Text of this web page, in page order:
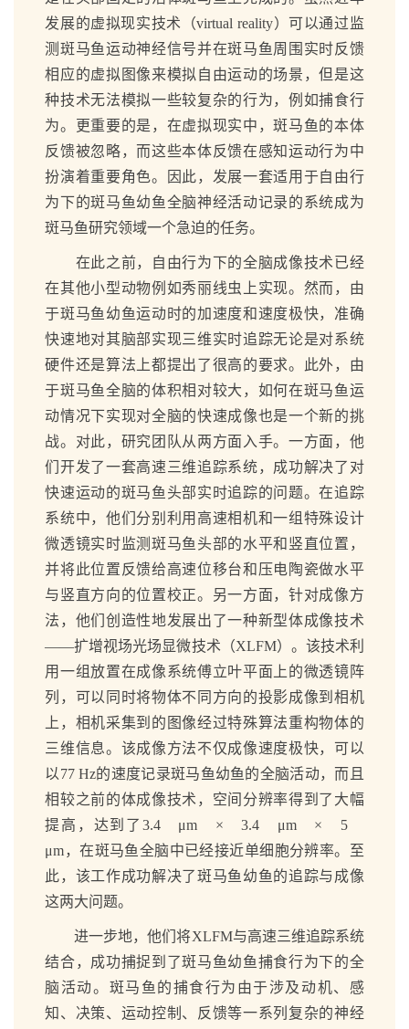
发展的虚拟现实技术（virtual reality）可以通过监
测斑马鱼运动神经信号并在斑马鱼周围实时反馈
相应的虚拟图像来模拟自由运动的场景，但是这
种技术无法模拟一些较复杂的行为，例如捕食行
为。更重要的是，在虚拟现实中，斑马鱼的本体
反馈被忽略，而这些本体反馈在感知运动行为中
扮演着重要角色。因此，发展一套适用于自由行
为下的斑马鱼幼鱼全脑神经活动记录的系统成为
斑马鱼研究领域一个急迫的任务。
在此之前，自由行为下的全脑成像技术已经
在其他小型动物例如秀丽线虫上实现。然而，由
于斑马鱼幼鱼运动时的加速度和速度极快，准确
快速地对其脑部实现三维实时追踪无论是对系统
硬件还是算法上都提出了很高的要求。此外，由
于斑马鱼全脑的体积相对较大，如何在斑马鱼运
动情况下实现对全脑的快速成像也是一个新的挑
战。对此，研究团队从两方面入手。一方面，他
们开发了一套高速三维追踪系统，成功解决了对
快速运动的斑马鱼头部实时追踪的问题。在追踪
系统中，他们分别利用高速相机和一组特殊设计
微透镜实时监测斑马鱼头部的水平和竖直位置，
并将此位置反馈给高速位移台和压电陶瓷做水平
与竖直方向的位置校正。另一方面，针对成像方
法，他们创造性地发展出了一种新型体成像技术
——扩增视场光场显微技术（XLFM）。该技术利
用一组放置在成像系统傅立叶平面上的微透镜阵
列，可以同时将物体不同方向的投影成像到相机
上，相机采集到的图像经过特殊算法重构物体的
三维信息。该成像方法不仅成像速度极快，可以
以77 Hz的速度记录斑马鱼幼鱼的全脑活动，而且
相较之前的体成像技术，空间分辨率得到了大幅
提高，达到了3.4 μm × 3.4 μm × 5
μm，在斑马鱼全脑中已经接近单细胞分辨率。至
此，该工作成功解决了斑马鱼幼鱼的追踪与成像
这两大问题。
进一步地，他们将XLFM与高速三维追踪系统
结合，成功捕捉到了斑马鱼幼鱼捕食行为下的全
脑活动。斑马鱼的捕食行为由于涉及动机、感
知、决策、运动控制、反馈等一系列复杂的神经